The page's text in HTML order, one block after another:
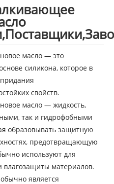
масло — это
силикона, которое в
свойств.
масло — жидкость,
так и гидрофобными
образовывать защитную
предотвращающую
используют для
влагозащиты материалов.
является